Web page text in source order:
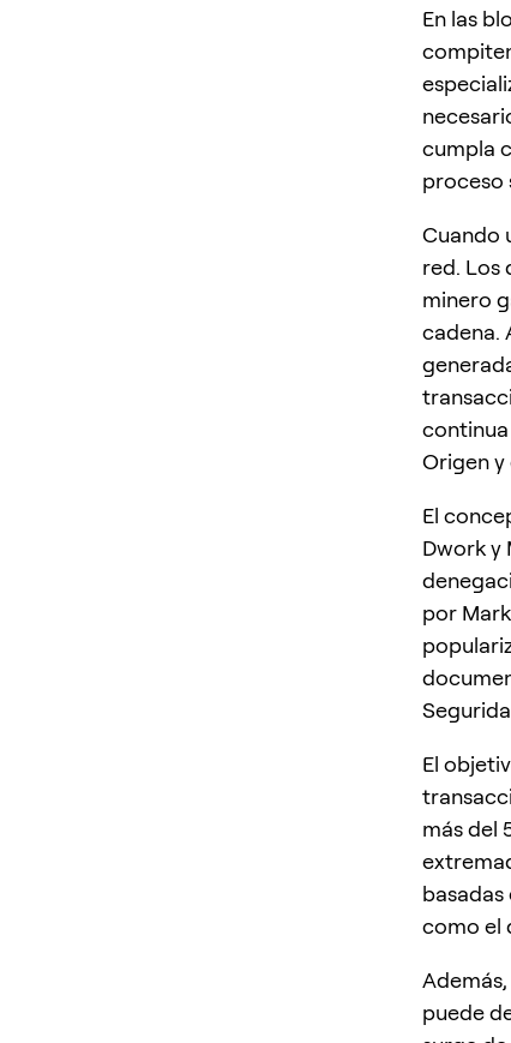
En las
cumpla
proceso
Cuando
red. Los
minero
cadena.
continua
Origen
El
Dwork y
por
El
más del
como el
puede